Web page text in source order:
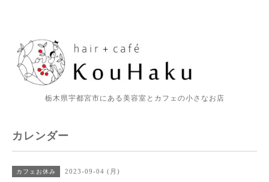
栃木県宇都宮市にある美容室とカフェの小さなお店
カレンダー
カフェお休み 2023-09-04 (月)